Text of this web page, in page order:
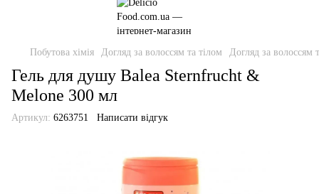
Побутова хімія Догляд за волоссям та тілом Догляд за волоссям
Гель для душу Balea Sternfrucht &
Melone 300 мл
Артикул: 6263751 Написати відгук